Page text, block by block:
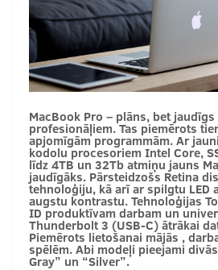
MacBook Pro – plāns, bet
profesionāļiem. Tas piemērots
apjomīgām programmām. Ar
kodolu procesoriem Intel Core,
līdz 4TB un 32Tb atmiņu jauns
jaudīgāks. Pārsteidzošs Retina
tehnoloģiju, kā arī ar spilgtu LED
augstu kontrastu. Tehnoloģijas
ID produktīvam darbam un
Thunderbolt 3 (USB-C) ātrākai
Piemērots lietošanai mājās ,
spēlēm. Abi modeļi pieejami
Gray” un “Silver”.